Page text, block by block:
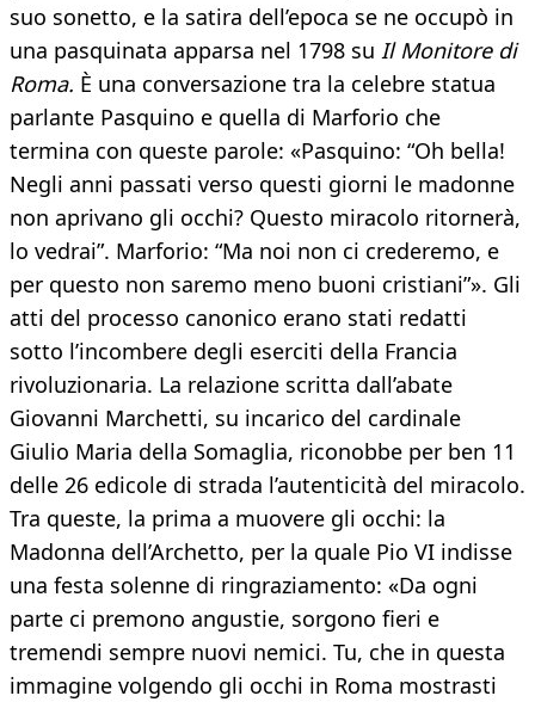
suo sonetto, e la satira dell’epoca se ne occupò in
una pasquinata apparsa nel 1798 su Il Monitore di
Roma. È una conversazione tra la celebre statua
parlante Pasquino e quella di Marforio che
termina con queste parole: «Pasquino: “Oh bella!
Negli anni passati verso questi giorni le madonne
non aprivano gli occhi? Questo miracolo ritornerà,
lo vedrai”. Marforio: “Ma noi non ci crederemo, e
per questo non saremo meno buoni cristiani”». Gli
atti del processo canonico erano stati redatti
sotto l’incombere degli eserciti della Francia
rivoluzionaria. La relazione scritta dall’abate
Giovanni Marchetti, su incarico del cardinale
Giulio Maria della Somaglia, riconobbe per ben 11
delle 26 edicole di strada l’autenticità del miracolo.
Tra queste, la prima a muovere gli occhi: la
Madonna dell’Archetto, per la quale Pio VI indisse
una festa solenne di ringraziamento: «Da ogni
parte ci premono angustie, sorgono fieri e
tremendi sempre nuovi nemici. Tu, che in questa
immagine volgendo gli occhi in Roma mostrasti